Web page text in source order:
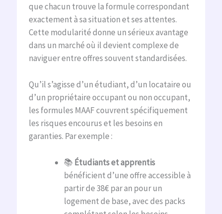
que chacun trouve la formule correspondant
exactement à sa situation et ses attentes.
Cette modularité donne un sérieux avantage
dans un marché où il devient complexe de
naviguer entre offres souvent standardisées.
Qu’il s’agisse d’un étudiant, d’un locataire ou
d’un propriétaire occupant ou non occupant,
les formules MAAF couvrent spécifiquement
les risques encourus et les besoins en
garanties. Par exemple :
📚 Étudiants et apprentis
bénéficient d’une offre accessible à
partir de 38€ par an pour un
logement de base, avec des packs